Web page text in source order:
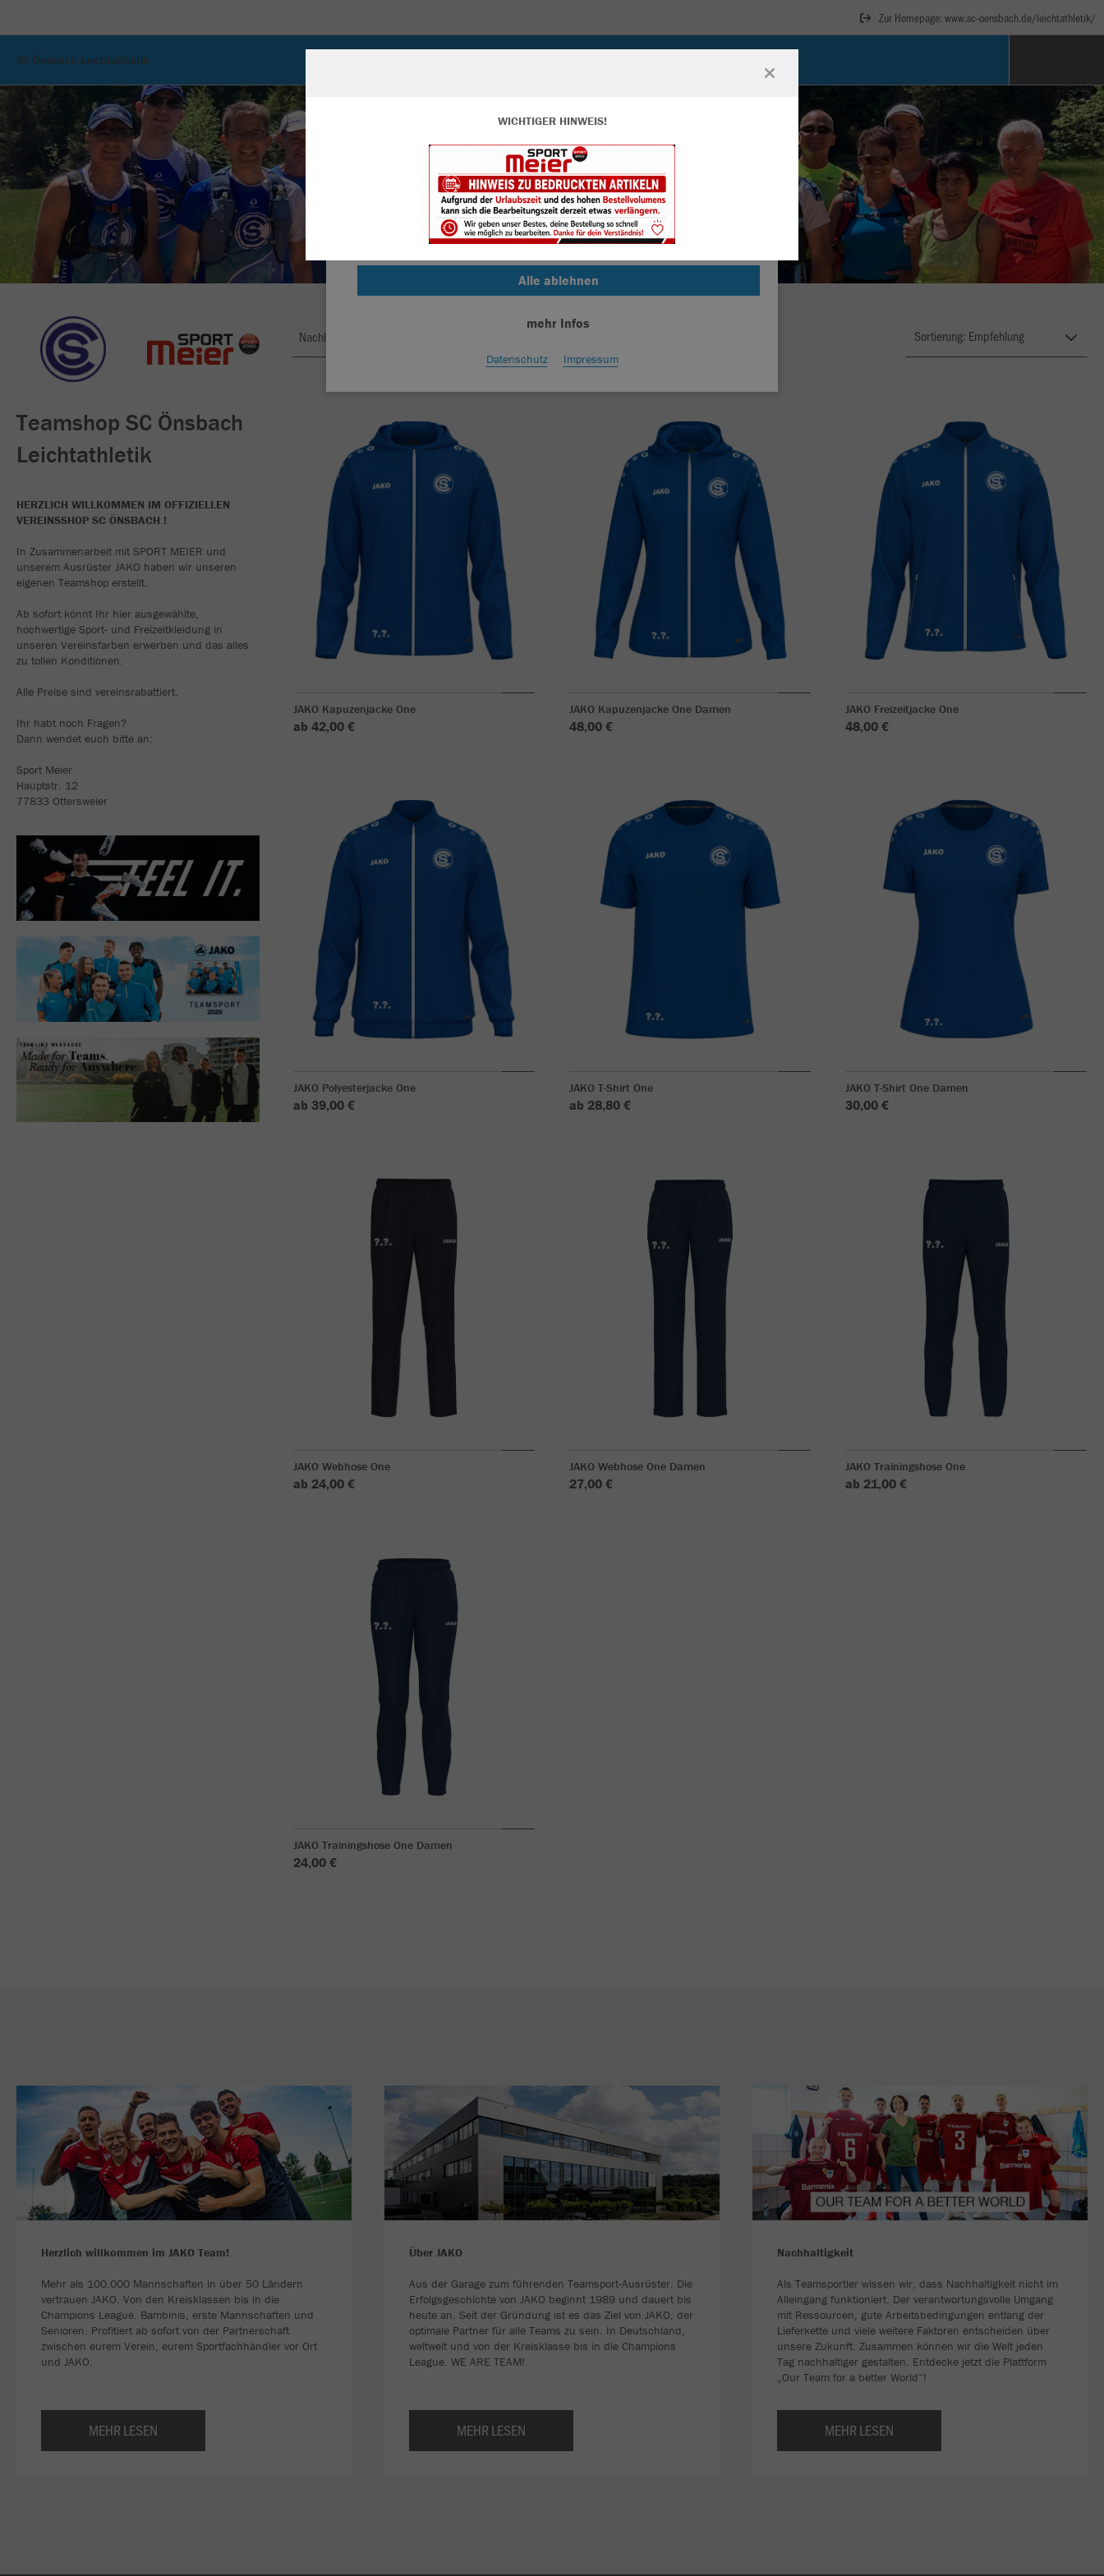
Zur Homepage: www.sc-oensbach.de/leichtathletik/
SC Önsbach Leichtathletik
Teamshop SC Önsbach
Leichtathletik
HERZLICH WILLKOMMEN IM OFFIZIELLEN
VEREINSSHOP SC ÖNSBACH !
In Zusammenarbeit mit SPORT MEIER und
unserem Ausrüster JAKO haben wir unseren
eigenen Teamshop erstellt.
Ab sofort könnt Ihr hier ausgewählte,
hochwertige Sport- und Freizeitkleidung in
unseren Vereinsfarben erwerben und das alles
zu tollen Konditionen.
Alle Preise sind vereinsrabattiert.
Ihr habt noch Fragen?
Dann wendet euch bitte an:
Sport Meier
Hauptstr. 12
77833 Ottersweier
Nachhaltig
JAKO Kapuzenjacke One
ab 42,00 €
JAKO Kapuzenjacke One Damen
48,00 €
JAKO Freizeitjacke One
48,00 €
JAKO Polyesterjacke One
ab 39,00 €
JAKO T-Shirt One
ab 28,80 €
JAKO T-Shirt One Damen
30,00 €
JAKO Webhose One
ab 24,00 €
JAKO Webhose One Damen
27,00 €
JAKO Trainingshose One
ab 21,00 €
JAKO Trainingshose One Damen
24,00 €
Herzlich willkommen im JAKO Team!
Mehr als 100.000 Mannschaften in über 50 Ländern
vertrauen JAKO. Von den Kreisklassen bis in die
Champions League. Bambinis, erste Mannschaften und
Senioren. Profitiert ab sofort von der Partnerschaft
zwischen eurem Verein, eurem Sportfachhändler vor Ort
und JAKO.
MEHR LESEN
Über JAKO
Aus der Garage zum führenden Teamsport-Ausrüster. Die
Erfolgsgeschichte von JAKO beginnt 1989 und dauert bis
heute an. Seit der Gründung ist es das Ziel von JAKO, der
optimale Partner für alle Teams zu sein. In Deutschland,
weltweit und von der Kreisklasse bis in die Champions
League. WE ARE TEAM!
MEHR LESEN
Nachhaltigkeit
Als Teamsportler wissen wir, dass Nachhaltigkeit nicht im
Alleingang funktioniert. Der verantwortungsvolle Umgang
mit Ressourcen, gute Arbeitsbedingungen entlang der
Lieferkette und viele weitere Faktoren entscheiden über
unsere Zukunft. Zusammen können wir die Welt jeden
Tag nachhaltiger gestalten. Entdecke jetzt die Plattform
„Our Team for a better World“!
MEHR LESEN
WICHTIGER HINWEIS!
Durch die Analyse der Besucherdaten können wir dir personalisierte Inhalte
anzeigen und unsere Website verbessern. Weitere Informationen zu den
Cookies findest Du in den Einstellungen.
Alle akzeptieren
Alle ablehnen
mehr Infos
Datenschutz Impressum